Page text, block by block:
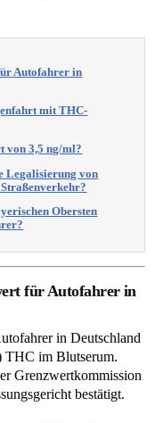
Autofahrer in
mit THC-
von 3,5 ng/ml?
Legalisierung von
Obersten
für Autofahrer in
in Deutschland
THC im Blutserum.
Grenzwertkommission
bestätigt.